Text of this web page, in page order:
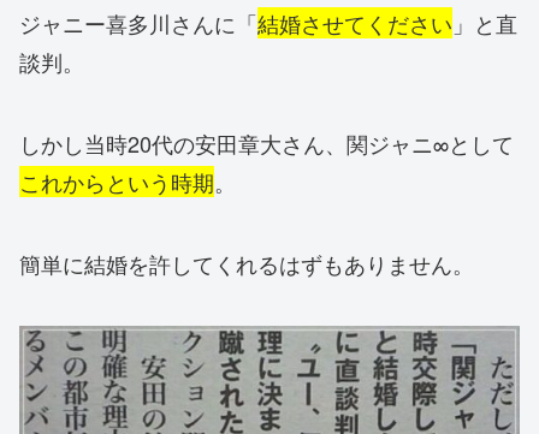
ジャニー喜多川さんに「結婚させてください 」と直
談判。
しかし当時20代の安田章大さん、関ジャニ∞として
これからという時期。
簡単に結婚を許してくれるはずもありません。